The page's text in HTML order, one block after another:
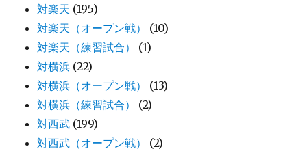
対楽天 (195)
対楽天（オープン戦）
(10)
対楽天（練習試合）
(1)
対横浜 (22)
対横浜（オープン戦）
(13)
対横浜（練習試合）
(2)
対西武 (199)
対西武（オープン戦）
(2)